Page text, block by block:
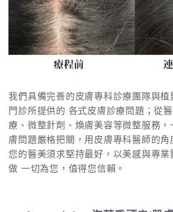
我們具備完善的皮膚專科診療團隊與
門診所提供的 各式皮膚診療問題；從
療、微整針劑、煥膚美容等微整服務
膚問題嚴格把關，用皮膚專科醫師的
您的醫美須求堅持最好，以美感與專
做 一切為您，值得您信賴。